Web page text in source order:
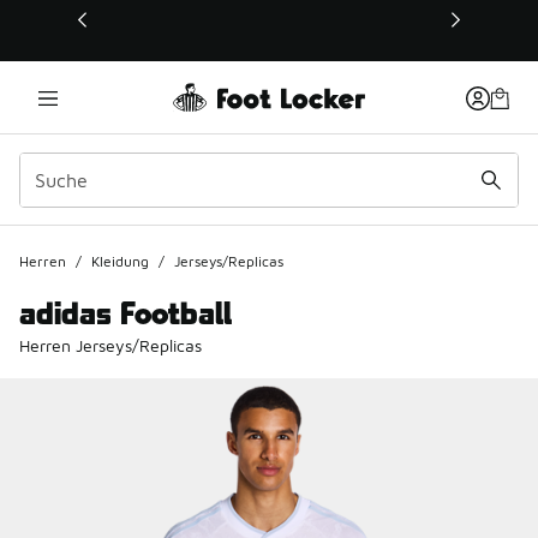
Dieser Link öffnet sich in einem neuen Fenster
Herren / Kleidung / Jerseys/Replicas
adidas Football
Herren Jerseys/Replicas